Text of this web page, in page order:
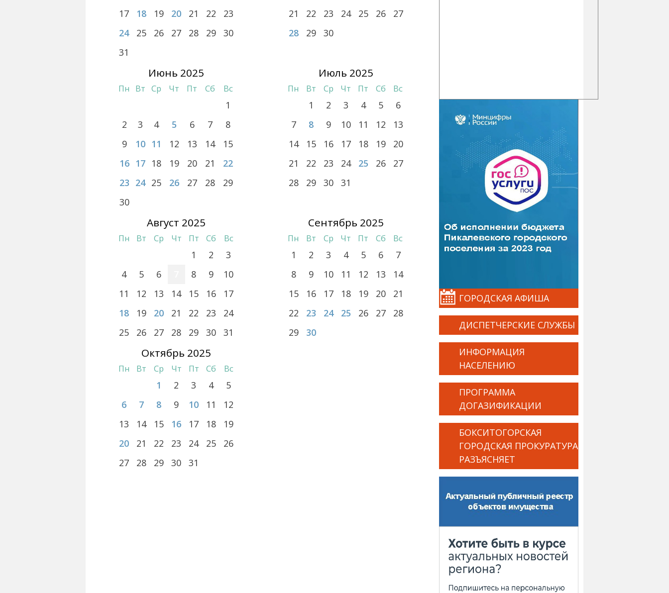
17
18 19 20 21 22
23
24
25 26 27 28 29
30
31
21
22 23 24 25 26
27
28
29 30
Июнь 2025
Пн Вт Ср Чт Пт Сб Вс
1
2
3 4 5 6 7
8
9
10 11 12 13 14
15
16 17 18 19 20 21
22
23 24 25 26 27 28
29
30
Июль 2025
Пн Вт Ср Чт Пт Сб Вс
1 2 3 4 5
6
7
8 9 10 11 12
13
14
15 16 17 18 19
20
21
22 23 24 25 26
27
28
29 30 31
Август 2025
Пн Вт Ср Чт Пт Сб Вс
1 2
3
4
5 6 8 9
10
11
12 13 14 15 16
17
18
19 20 21 22 23
24
25
26 27 28 29 30 31
Сентябрь 2025
Пн Вт Ср Чт Пт Сб Вс
1 2 3 4 5 6
7
8
9 10 11 12 13
14
15
16 17 18 19 20
21
22
23 24 25 26 27
28
29
30
Октябрь 2025
Пн Вт Ср Чт Пт Сб Вс
1 2 3 4
5
6
7 8 9 10 11
12
13
14 15 16 17 18
19
20
21 22 23 24 25
26
27
28 29 30 31
ГОРОДСКАЯ АФИША
ДИСПЕТЧЕРСКИЕ СЛУЖБЫ
ИНФОРМАЦИЯ
НАСЕЛЕНИЮ
ПРОГРАММА
ДОГАЗИФИКАЦИИ
БОКСИТОГОРСКАЯ
ГОРОДСКАЯ ПРОКУРАТУРА
РАЗЪЯСНЯЕТ